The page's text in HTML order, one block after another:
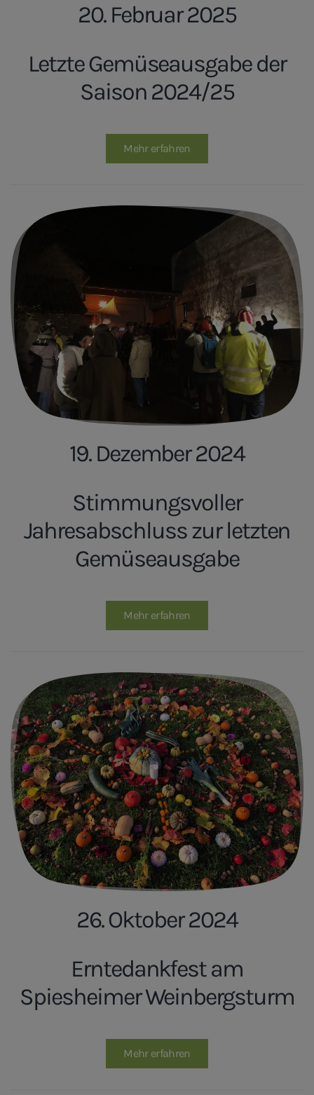
20. Februar 2025
Letzte Gemüseausgabe der
Saison 2024/25
Mehr erfahren
19. Dezember 2024
Stimmungsvoller
Jahresabschluss zur letzten
Gemüseausgabe
Mehr erfahren
26. Oktober 2024
Erntedankfest am
Spiesheimer Weinbergsturm
Mehr erfahren